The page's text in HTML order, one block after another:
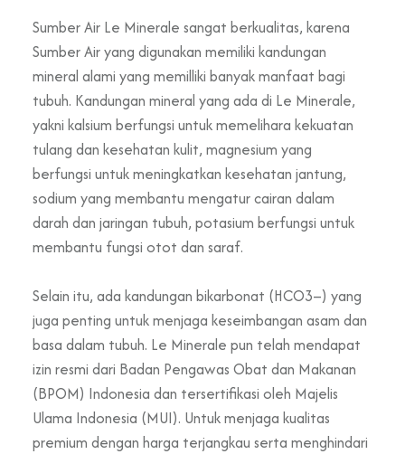
Sumber Air Le Minerale sangat berkualitas, karena
Sumber Air yang digunakan memiliki kandungan
mineral alami yang memilliki banyak manfaat bagi
tubuh. Kandungan mineral yang ada di Le Minerale,
yakni kalsium berfungsi untuk memelihara kekuatan
tulang dan kesehatan kulit, magnesium yang
berfungsi untuk meningkatkan kesehatan jantung,
sodium yang membantu mengatur cairan dalam
darah dan jaringan tubuh, potasium berfungsi untuk
membantu fungsi otot dan saraf.
Selain itu, ada kandungan bikarbonat (HCO3–) yang
juga penting untuk menjaga keseimbangan asam dan
basa dalam tubuh. Le Minerale pun telah mendapat
izin resmi dari Badan Pengawas Obat dan Makanan
(BPOM) Indonesia dan tersertifikasi oleh Majelis
Ulama Indonesia (MUI). Untuk menjaga kualitas
premium dengan harga terjangkau serta menghindari